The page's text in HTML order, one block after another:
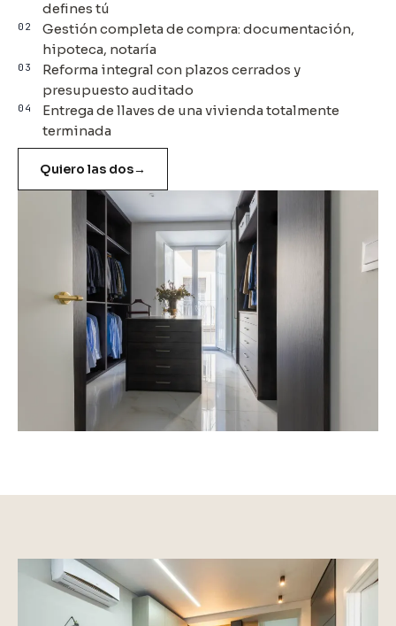
defines tú
02
Gestión completa de compra: documentación,
hipoteca, notaría
03
Reforma integral con plazos cerrados y
presupuesto auditado
04
Entrega de llaves de una vivienda totalmente
terminada
Quiero las dos→